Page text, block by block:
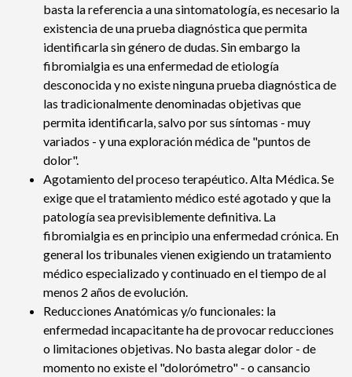
basta la referencia a una sintomatología, es necesario la
existencia de una prueba diagnóstica que permita
identificarla sin género de dudas. Sin embargo la
fibromialgia es una enfermedad de etiología
desconocida y no existe ninguna prueba diagnóstica de
las tradicionalmente denominadas objetivas que
permita identificarla, salvo por sus síntomas - muy
variados - y una exploración médica de "puntos de
dolor".
Agotamiento del proceso terapéutico. Alta Médica. Se
exige que el tratamiento médico esté agotado y que la
patología sea previsiblemente definitiva. La
fibromialgia es en principio una enfermedad crónica. En
general los tribunales vienen exigiendo un tratamiento
médico especializado y continuado en el tiempo de al
menos 2 años de evolución.
Reducciones Anatómicas y/o funcionales: la
enfermedad incapacitante ha de provocar reducciones
o limitaciones objetivas. No basta alegar dolor - de
momento no existe el "dolorómetro" - o cansancio